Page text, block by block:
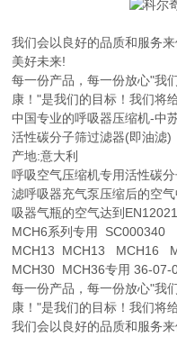
我们会以良好的品质和服务
美好未来!
每一份产品，每一份放心"我
康！"是我们的目标！我们将
中国专业的呼吸器压缩机-中
活性碳分子筛过滤器(即油滤)
产地:意大利
呼吸空气压缩机专用活性碳
滤呼吸器充气泵压缩后的空
吸器气瓶的空气达到
MCH6系列专用 SC000340
MCH13 MCH13 MCH16
MCH30 MCH36专用 36-07-
每一份产品，每一份放心"我
康！"是我们的目标！我们将
我们会以良好的品质和服务